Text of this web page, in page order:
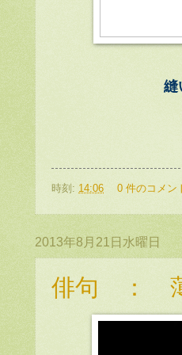
縫
時刻: 14:06 0 件のコメン
2013年8月21日水曜日
俳句 ：